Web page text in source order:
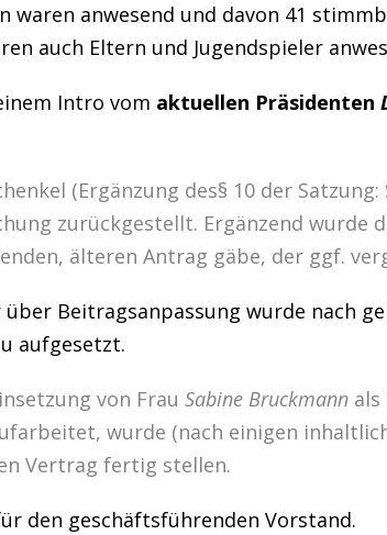
waren anwesend und davon 41
auch Eltern und Jugendspieler
Intro vom aktuellen Präsidenten
(Ergänzung des§ 10 der
zurückgestellt. Ergänzend wurde
älteren Antrag gäbe, der ggf.
über Beitragsanpassung wurde nach
aufgesetzt.
von Frau Sabine Bruckmann
wurde (nach einigen
Vertrag fertig stellen.
den geschäftsführenden Vorstand.